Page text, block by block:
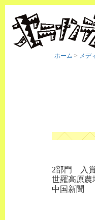
ホーム > メデ
2部門 入
世羅高原農
中国新聞